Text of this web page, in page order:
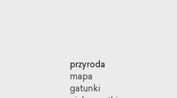
przyroda
mapa
gatunki